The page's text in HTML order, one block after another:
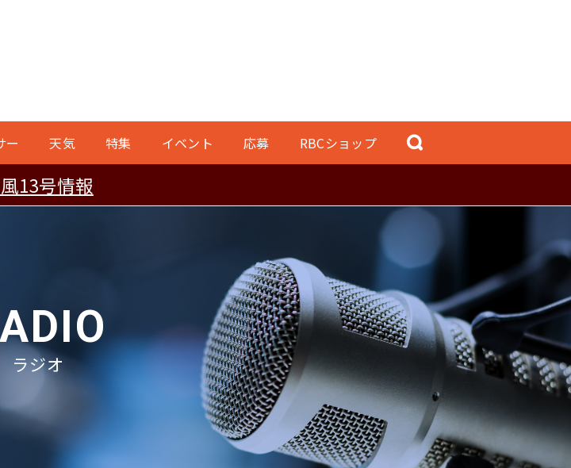
ー 天気 特集 イベント 応募 RBCショップ
13号情報
ラジオ